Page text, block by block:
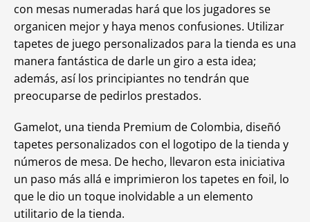
con mesas numeradas hará que los jugadores se
organicen mejor y haya menos confusiones. Utilizar
tapetes de juego personalizados para la tienda es una
manera fantástica de darle un giro a esta idea;
además, así los principiantes no tendrán que
preocuparse de pedirlos prestados.
Gamelot, una tienda Premium de Colombia, diseñó
tapetes personalizados con el logotipo de la tienda y
números de mesa. De hecho, llevaron esta iniciativa
un paso más allá e imprimieron los tapetes en foil, lo
que le dio un toque inolvidable a un elemento
utilitario de la tienda.